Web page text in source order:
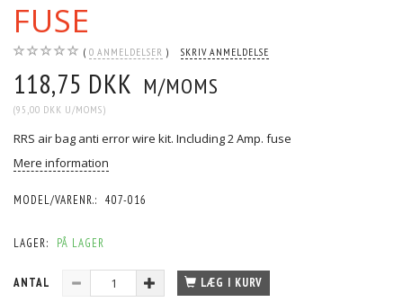
FUSE
0 ANMELDELSER SKRIV ANMELDELSE
118,75 DKK M/MOMS
(95,00 DKK U/MOMS)
RRS air bag anti error wire kit. Including 2 Amp. fuse
Mere information
MODEL/VARENR.: 407-016
LAGER: PÅ LAGER
ANTAL LÆG I KURV